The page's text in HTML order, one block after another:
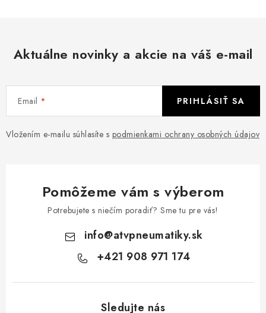
Aktuálne novinky a akcie na váš e-mail
Email
Vložením e-mailu súhlasíte s podmienkami ochrany osobných údajov
PRIHLÁSIŤ SA
Pomôžeme vám s výberom
Potrebujete s niečím poradiť? Sme tu pre vás!
info@atvpneumatiky.sk
+421 908 971 174